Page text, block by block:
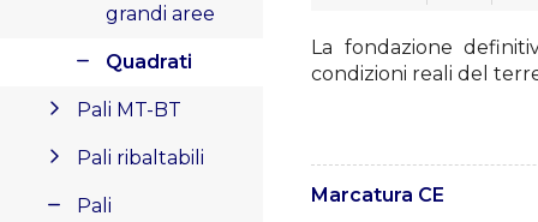
grandi aree
Quadrati
Pali MT-BT
Pali ribaltabili
Pali
La fondazione
condizioni reali del
Marcatura CE